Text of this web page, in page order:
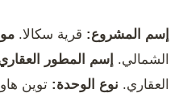
إسم المشروع: قرية سكالا.
الشمالي. إسم المطور
العقاري. نوع الوحدة: توين